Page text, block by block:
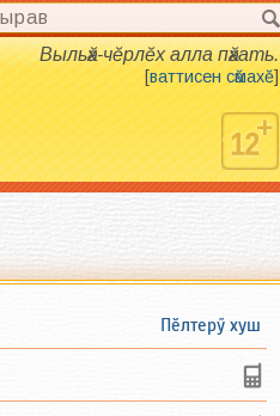
Выльӑх-чӗрлӗх алла пӑхать.
[ваттисен сӑмахӗ]
Пӗлтерӳ хуш